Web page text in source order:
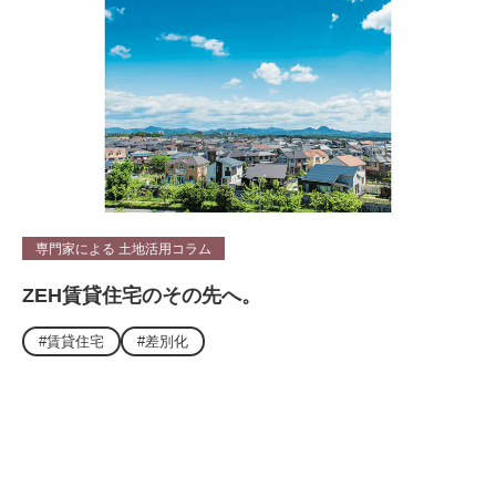
専門家による 土地活用コラム
ZEH賃貸住宅のその先へ。
#賃貸住宅 #差別化